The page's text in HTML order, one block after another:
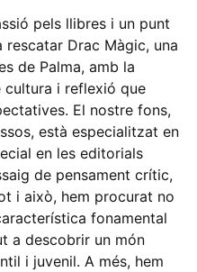
pels llibres i un punt
rescatar Drac Màgic, una
de Palma, amb la
cultura i reflexió que
El nostre fons,
està especialitzat en
en les editorials
de pensament crític,
i això, hem procurat no
fonamental
a descobrir un món
i juvenil. A més, hem